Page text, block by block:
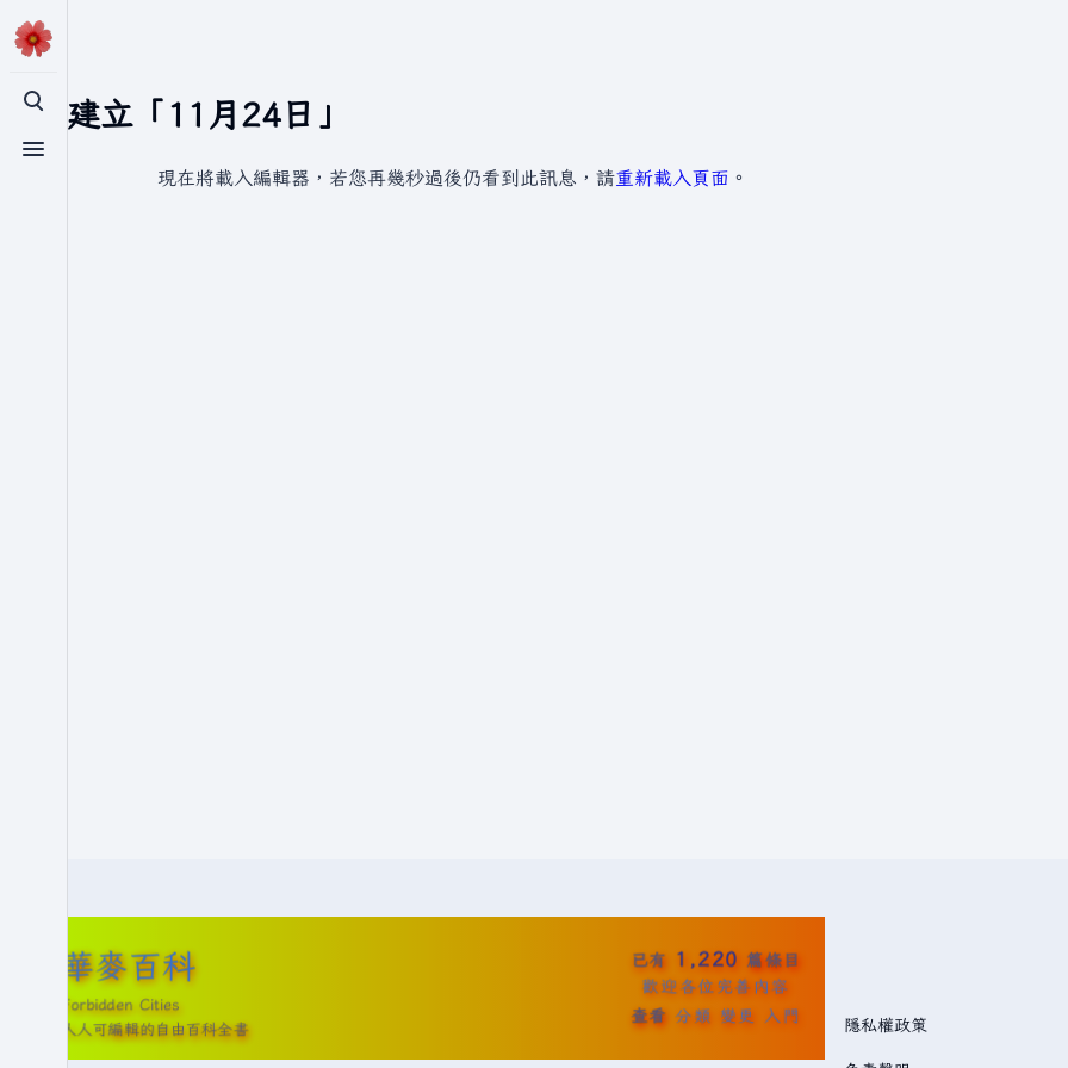
切換搜尋
切換選單
正在建立「11月24日」
現在將載入編輯器，若您再幾秒過後仍看到此訊息，請重新載入頁面 。
華麥百科
Forbidden Cities
人人可編輯的自由百科全書
已有 1,220 篇條目
歡迎各位完善內容
查看 分類 變更 入門 隱私權政策